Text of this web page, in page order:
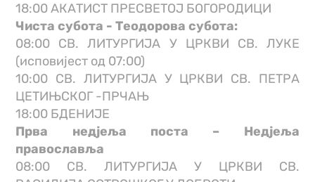
18:00 АКАТИСТ ПРЕСВЕТОЈ БОГОРОДИЦИ
Чиста субота - Теодорова субота:
08:00 СВ. ЛИТУРГИЈА У ЦРКВИ СВ. ЛУКЕ
(исповијест од 07:00)
10:00 СВ. ЛИТУРГИЈА У ЦРКВИ СВ. ПЕТРА
ЦЕТИЊСКОГ -ПРЧАЊ
18:00 БДЕНИЈЕ
Прва недјеља поста – Недјеља
православља
08:00 СВ. ЛИТУРГИЈА У ЦРКВИ СВ.